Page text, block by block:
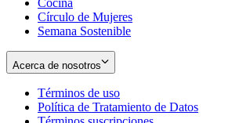
Círculo de Mujeres
Semana Sostenible
Acerca de nosotros
Términos de uso
in
Política de Tratamiento de Datos